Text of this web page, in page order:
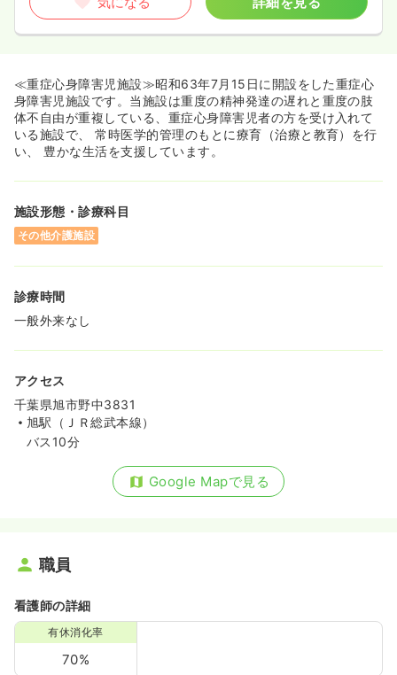
≪重症心身障害児施設≫昭和63年7月15日に開設をした重症心
身障害児施設です。当施設は重度の精神発達の遅れと重度の肢
体不自由が重複している、重症心身障害児者の方を受け入れて
いる施設で、 常時医学的管理のもとに療育（治療と教育）を行
い、 豊かな生活を支援しています。
施設形態・診療科目
その他介護施設
診療時間
一般外来なし
アクセス
千葉県旭市野中3831
旭駅（ＪＲ総武本線）
バス10分
Google Mapで見る
職員
看護師の詳細
有休消化率
70%